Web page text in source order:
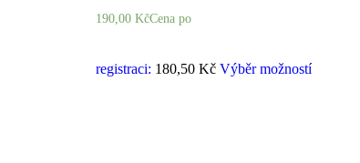
190,00 KčCena po
registraci: 180,50 Kč Výběr možností